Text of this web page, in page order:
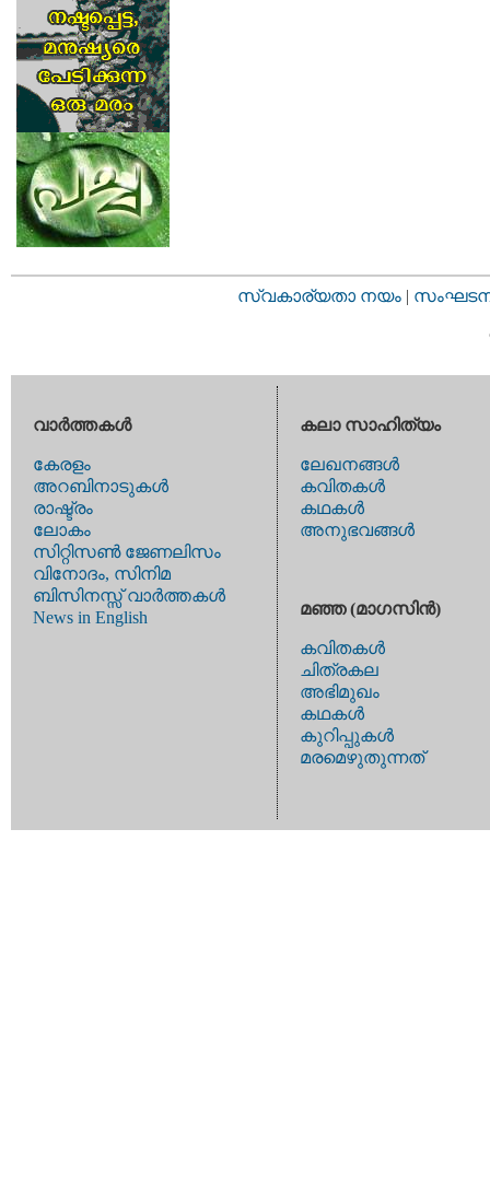
സ്വകാര്യതാ നയം |
വാര്‍ത്തകള്‍
കേരളം
അറബിനാടുകള്‍
രാഷ്ട്രം
ലോകം
സിറ്റിസണ്‍ ജേണലിസം
വിനോദം, സിനിമ
ബിസിനസ്സ് വാര്‍ത്തകള്‍
News in English
കലാ സാഹിത്യം
ലേഖനങ്ങള്‍
കവിതകള്‍
കഥകള്‍
അനുഭവങ്ങള്‍
മഞ്ഞ (മാഗസിന്‍)
കവിതകള്‍
ചിത്രകല
അഭിമുഖം
കഥകള്‍
കുറിപ്പുകള്‍
മരമെഴുതുന്നത്